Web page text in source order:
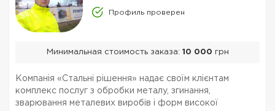
Профиль проверен
Минимальная стоимость заказа: 10 000 грн
Компанія «Стальні рішення» надає своїм клієнтам
комплекс послуг з обробки металу, згинання,
зварювання металевих виробів і форм високої